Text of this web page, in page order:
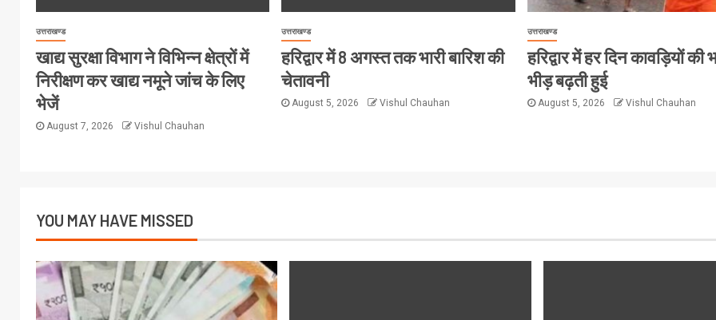
उत्तराखण्ड
खाद्य सुरक्षा विभाग ने विभिन्न क्षेत्रों में
निरीक्षण कर खाद्य नमूने जांच के लिए
भेजें
August 7, 2026 Vishul Chauhan
उत्तराखण्ड
हरिद्वार में 8 अगस्त तक भारी बारिश की
चेतावनी
August 5, 2026 Vishul Chauhan
उत्तराखण्ड
हरिद्वार में हर दिन कावड़ियों की
भीड़ बढ़ती हुई
August 5, 2026 Vishul Chauhan
YOU MAY HAVE MISSED